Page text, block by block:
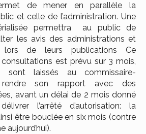
de mener en parallèle la
et celle de l’administration. Une
permettra au public de
les avis des administrations et
lors de leurs publications Ce
est prévu sur 3 mois,
sont laissés au commissaire-
son rapport avec des
avant un délai de 2 mois donné
l’arrêté d’autorisation: la
être bouclée en six mois (contre
aujourd’hui).